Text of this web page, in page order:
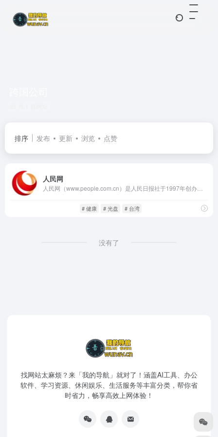
排序 发布 更新 浏览 点赞
人民网
# 健康 # 光盘 # 台湾
没有了
找网站太麻烦？来「我的导航」就对了！涵盖AI工具、办公
软件、学习资源、休闲娱乐、生活服务等丰富分类，帮你省
时省力，畅享高效上网体验！